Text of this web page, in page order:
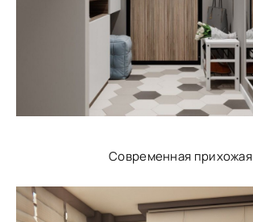
Современная прихожая